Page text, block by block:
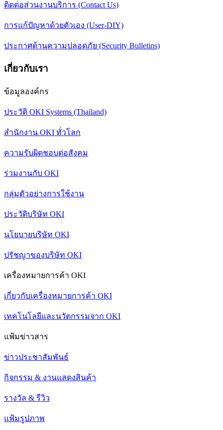
ติดต่อส่วนงานบริการ (Contact Us)
การแก้ปัญหาด้วยตัวเอง (User-DIY)
ประกาศด้านความปลอดภัย (Security Bulletins)
เกี่ยวกับเรา
ข้อมูลองค์กร
ประวัติ OKI Systems (Thailand)
สำนักงาน OKI ทั่วโลก
ความรับผิดชอบต่อสังคม
ร่วมงานกับ OKI
กลุ่มตัวอย่างการใช้งาน
ประวัติบริษัท OKI
นโยบายบริษัท OKI
ปรัชญาของบริษัท OKI
เครื่องหมายการค้า OKI
เกี่ยวกับเครื่องหมายการค้า OKI
เทคโนโลยีและนวัตกรรมจาก OKI
แฟ้มข่าวสาร
ข่าวประชาสัมพันธ์
กิจกรรม & งานแสดงสินค้า
รางวัล & รีวิว
แฟ้มรูปภาพ